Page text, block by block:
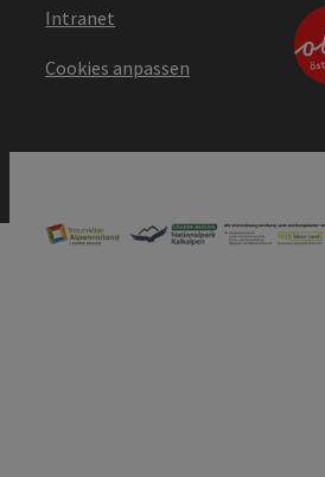
Intranet
Cookies anpassen